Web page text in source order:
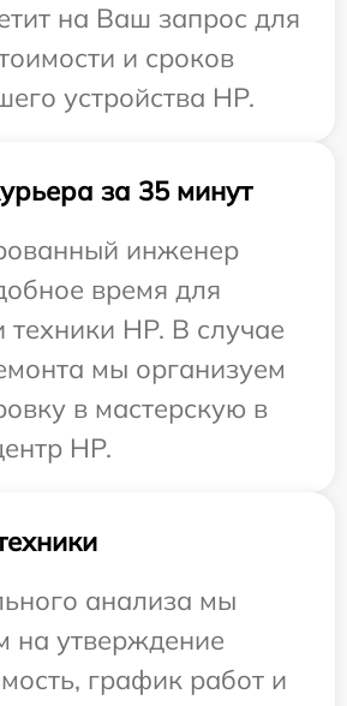
на Ваш запрос для
и сроков
устройства HP.
за 35 минут
инженер
время для
техники HP. В случае
мы организуем
в мастерскую в
HP.
анализа мы
на утверждение
график работ и